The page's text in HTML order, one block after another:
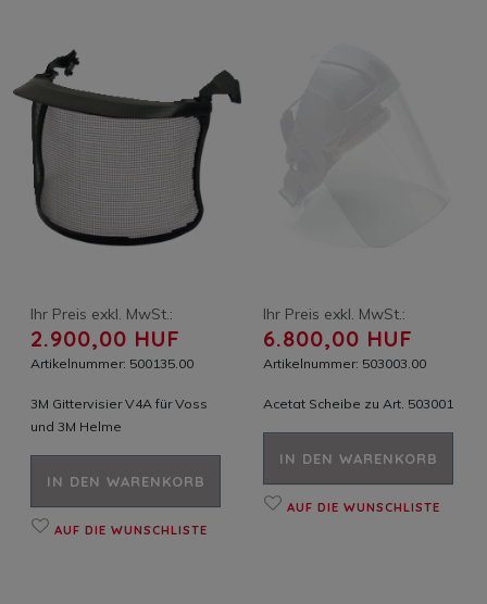
Ihr Preis exkl. MwSt.:
2.900,00 HUF
Artikelnummer: 500135.00
3M Gittervisier V4A für Voss
und 3M Helme
IN DEN WARENKORB
AUF DIE WUNSCHLISTE
Ihr Preis exkl. MwSt.:
6.800,00 HUF
Artikelnummer: 503003.00
Acetat Scheibe zu Art. 503001
IN DEN WARENKORB
AUF DIE WUNSCHLISTE